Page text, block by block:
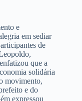
e
em sediar
de
que a
solidária
movimento,
e do
expressou